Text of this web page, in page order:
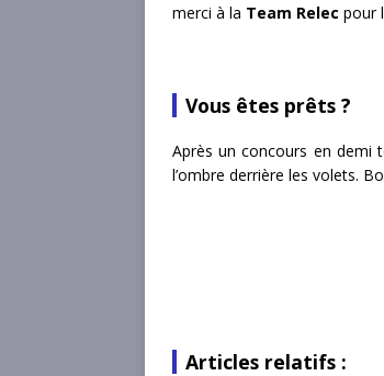
merci à la Team Relec pour
Vous êtes prêts ?
Après un concours en demi
l’ombre derrière les volets.
Articles relatifs :